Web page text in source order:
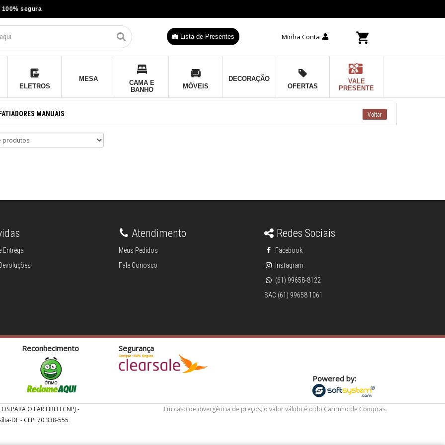
100% segura
Lista de Presentes Minha Conta
ELETROS
MESA
CAMA E
BANHO
MÓVEIS
DECORAÇÃO
OFERTAS
VALE
PRESENTE
FATIADORES MANUAIS
Entrega
Atendimento
Meus Pedidos
Fale Conosco
Redes Sociais
Facebook
Instagram
(61) 99658-8122
SAC (61) 99658 1061
Reconhecimento Segurança
Powered by:
PARA O LAR EIRELI CNPJ -
DF - CEP: 70.338-555
Em caso de divergência de preços, o valor válido é o do Carrinho de Compras.